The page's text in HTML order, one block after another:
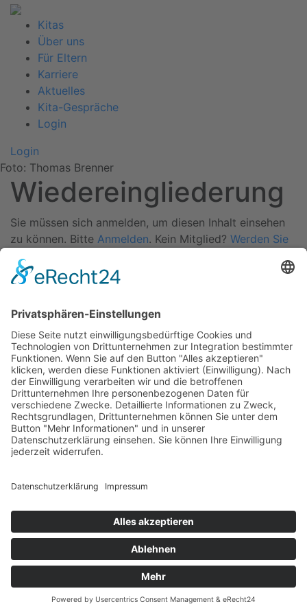
Kitas
Über uns
Für Eltern
Karriere
Aktuelles
Kita-Gespräche
Login
Login
Foto: Thomas Brenner
Wiedereingliederung
Sie müssen sich anmelden, um diesen Inhalt einsehen
zu können. Bitte Anmelden. Kein Mitglied? Werden Sie
Mitglied bei uns
Zurück
Übersicht
Über uns
Struktur
Team
Suche nach neuen Fachkräften
Für Eltern
Kita-Gespräche
Karriere
Ausbildung
Aktuelles
Copyright © 2023 |
Datenschutz